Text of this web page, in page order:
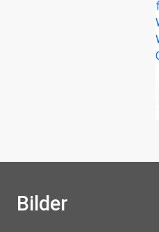
Bilder